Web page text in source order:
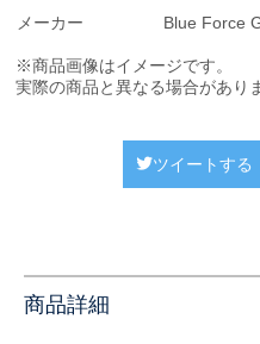
メーカー Blue Force
※商品画像はイメージです。
実際の商品と異なる場合があり
ツイートする
商品詳細